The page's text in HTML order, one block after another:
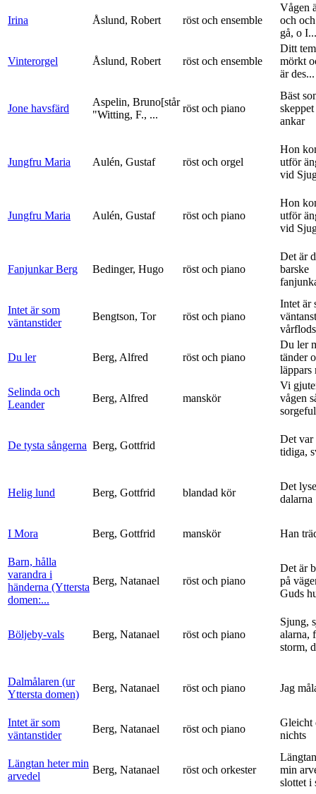
Irina Åslund, Robert röst och ensemble
Vågen
och
gå, o I...
Vinterorgel Åslund, Robert röst och ensemble
Ditt
mörkt
är des...
Jone havsfärd
Aspelin, Bruno[står
"Witting, F., ...
röst och piano
Bäst
ankar
Jungfru Maria Aulén, Gustaf röst och orgel
Hon
utför
vid
Jungfru Maria Aulén, Gustaf röst och piano
Hon
utför
vid
Fanjunkar Berg Bedinger, Hugo röst och piano
Det är
barske
Intet är som
väntanstider
Bengtson, Tor röst och piano
Intet är
Du ler Berg, Alfred röst och piano
Du ler
tänder
läppars
Selinda och
Leander
Berg, Alfred manskör
Vi
vågen
De tysta sångerna Berg, Gottfrid
Det var
tidiga,
Helig lund Berg, Gottfrid blandad kör
Det
dalarna
I Mora Berg, Gottfrid manskör Han
Barn, hålla
varandra i
händerna (Yttersta
domen:...
Berg, Natanael röst och piano
Det är
på
Guds
Böljeby-vals Berg, Natanael röst och piano
Sjung,
alarna,
storm,
Dalmålaren (ur
Yttersta domen)
Berg, Natanael röst och piano Jag
Intet är som
väntanstider
Berg, Natanael röst och piano
Gleicht
nichts
Längtan heter min
arvedel
Berg, Natanael röst och orkester
min
slottet i